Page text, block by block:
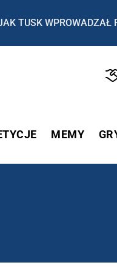
TUSK WPROWADZAŁ
MEMY